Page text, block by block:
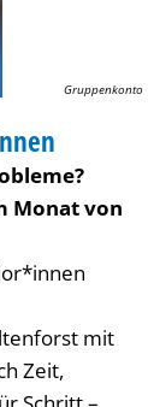
Gruppenkonto
Monat von
mit
Zeit,